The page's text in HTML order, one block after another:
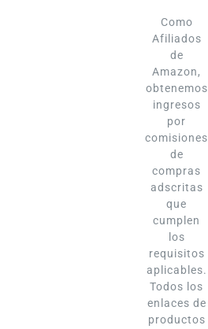
Como
Afiliados
de
Amazon,
obtenemos
ingresos
por
comisiones
de
compras
adscritas
que
cumplen
los
requisitos
aplicables.
Todos los
enlaces de
productos